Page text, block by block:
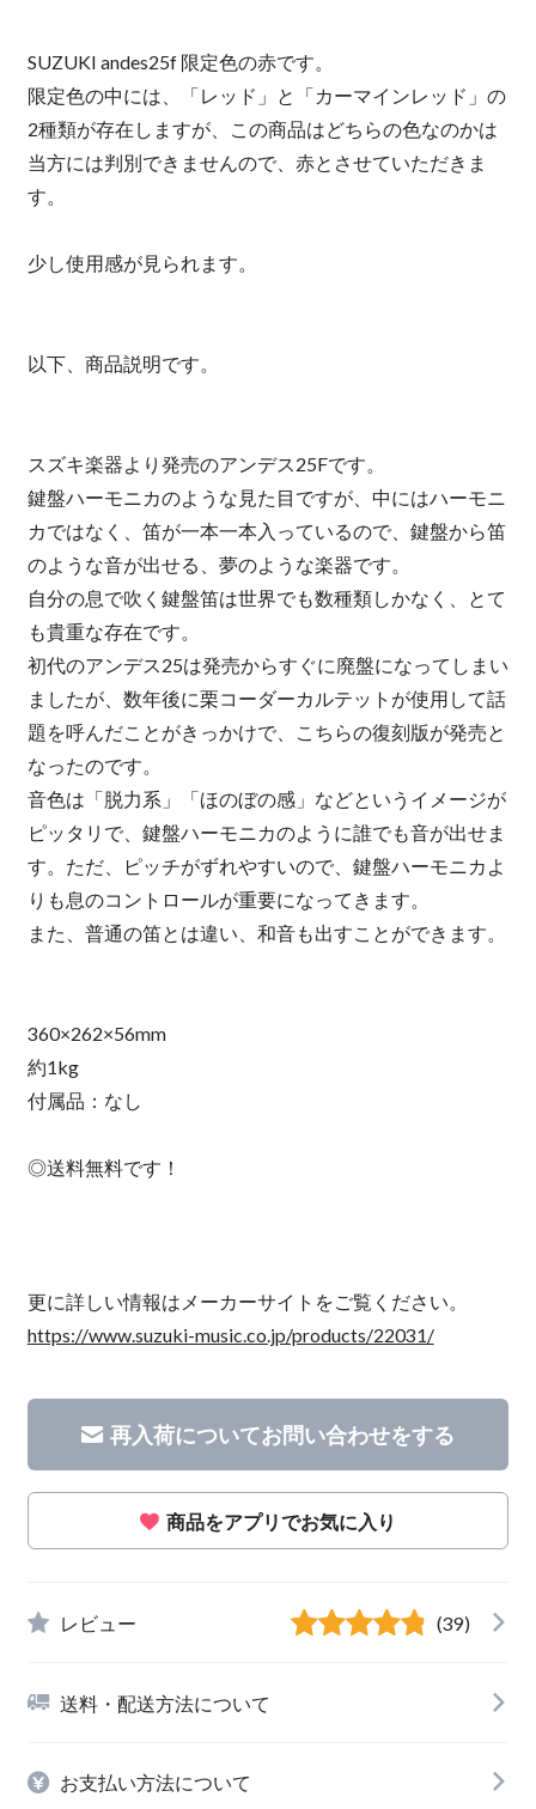
SUZUKI andes25f 限定色の赤です。
限定色の中には、「レッド」と「カーマインレッド」の
2種類が存在しますが、この商品はどちらの色なのかは
当方には判別できませんので、赤とさせていただきま
す。
少し使用感が見られます。
以下、商品説明です。
スズキ楽器より発売のアンデス25Fです。
鍵盤ハーモニカのような見た目ですが、中にはハーモニ
カではなく、笛が一本一本入っているので、鍵盤から笛
のような音が出せる、夢のような楽器です。
自分の息で吹く鍵盤笛は世界でも数種類しかなく、とて
も貴重な存在です。
初代のアンデス25は発売からすぐに廃盤になってしまい
ましたが、数年後に栗コーダーカルテットが使用して話
題を呼んだことがきっかけで、こちらの復刻版が発売と
なったのです。
音色は「脱力系」「ほのぼの感」などというイメージが
ピッタリで、鍵盤ハーモニカのように誰でも音が出せま
す。ただ、ピッチがずれやすいので、鍵盤ハーモニカよ
りも息のコントロールが重要になってきます。
また、普通の笛とは違い、和音も出すことができます。
360×262×56mm
約1kg
付属品：なし
◎送料無料です！
更に詳しい情報はメーカーサイトをご覧ください。
https://www.suzuki-music.co.jp/products/22031/
再入荷についてお問い合わせをする
商品をアプリでお気に入り
レビュー (39)
送料・配送方法について
お支払い方法について